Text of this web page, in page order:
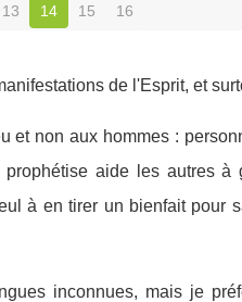
13 14 15 16
de l'Esprit, et
non aux hommes :
prophétise aide les autres
à en tirer un bienfait pour
inconnues, mais je